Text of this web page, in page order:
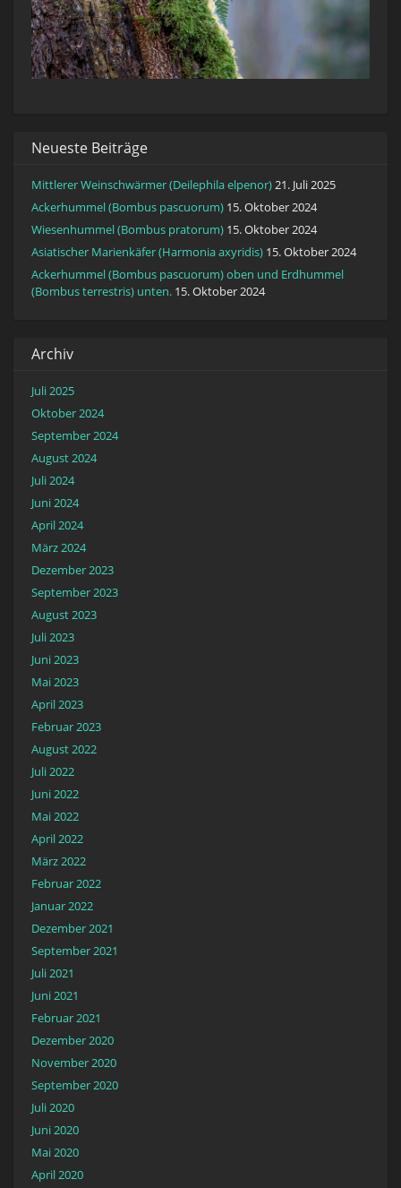
Neueste Beiträge
Mittlerer Weinschwärmer (Deilephila elpenor)21. Juli 2025
Ackerhummel (Bombus pascuorum) 15. Oktober 2024
Wiesenhummel (Bombus pratorum) 15. Oktober 2024
Asiatischer Marienkäfer (Harmonia axyridis) 15. Oktober 2024
Ackerhummel (Bombus pascuorum) oben und Erdhummel
(Bombus terrestris) unten. 15. Oktober 2024
Archiv
Juli 2025
Oktober 2024
September 2024
August 2024
Juli 2024
Juni 2024
April 2024
März 2024
Dezember 2023
September 2023
August 2023
Juli 2023
Juni 2023
Mai 2023
April 2023
Februar 2023
August 2022
Juli 2022
Juni 2022
Mai 2022
April 2022
März 2022
Februar 2022
Januar 2022
Dezember 2021
September 2021
Juli 2021
Juni 2021
Februar 2021
Dezember 2020
November 2020
September 2020
Juli 2020
Juni 2020
Mai 2020
April 2020